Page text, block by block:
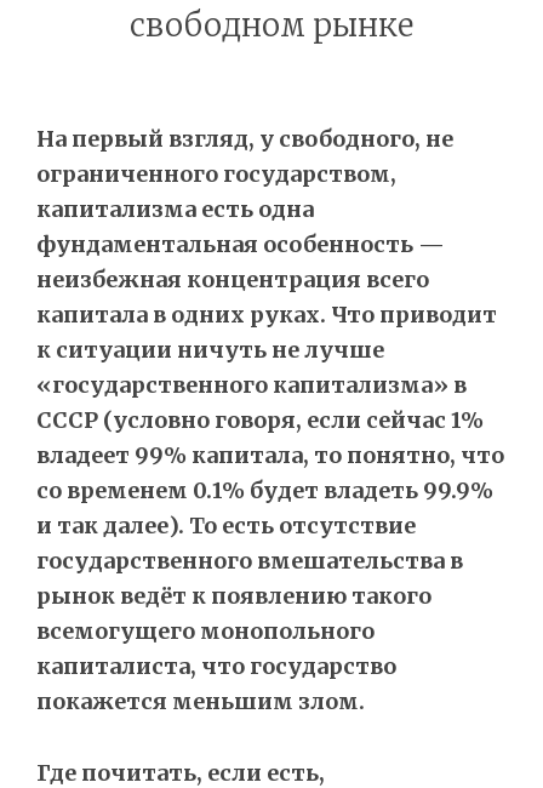
свободном рынке
На первый взгляд, у свободного, не
ограниченного государством,
капитализма есть одна
фундаментальная особенность —
неизбежная концентрация всего
капитала в одних руках. Что приводит
к ситуации ничуть не лучше
«государственного капитализма» в
СССР (условно говоря, если сейчас 1%
владеет 99% капитала, то понятно, что
со временем 0.1% будет владеть 99.9%
и так далее). То есть отсутствие
государственного вмешательства в
рынок ведёт к появлению такого
всемогущего монопольного
капиталиста, что государство
покажется меньшим злом.
Где почитать, если есть,